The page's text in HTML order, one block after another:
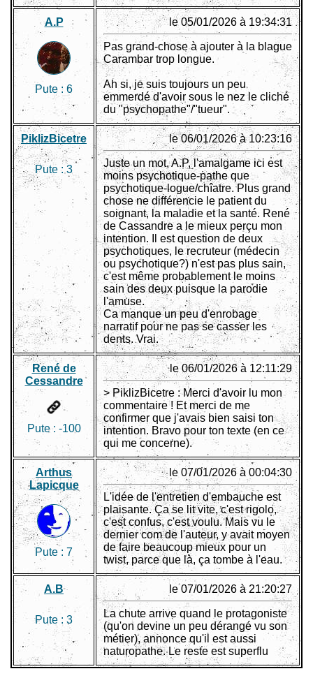
A.P
Pute : 6
le 05/01/2026 à 19:34:31
Pas grand-chose à ajouter à la blague
Carambar trop longue.
Ah si, je suis toujours un peu
emmerdé d'avoir sous le nez le cliché
du "psychopathe"/"tueur".
PiklizBicetre
Pute : 3
le 06/01/2026 à 10:23:16
Juste un mot, A.P, l'amalgame ici est
moins psychotique-pathe que
psychotique-logue/chîatre. Plus grand
chose ne différencie le patient du
soignant, la maladie et la santé. René
de Cassandre a le mieux perçu mon
intention. Il est question de deux
psychotiques, le recruteur (médecin
ou psychotique?) n'est pas plus sain,
c'est même probablement le moins
sain des deux puisque la parodie
l'amuse.
Ca manque un peu d'enrobage
narratif pour ne pas se casser les
dents. Vrai.
René de
Cessandre
Pute : -100
le 06/01/2026 à 12:11:29
> PiklizBicetre : Merci d'avoir lu mon
commentaire ! Et merci de me
confirmer que j'avais bien saisi ton
intention. Bravo pour ton texte (en ce
qui me concerne).
Arthus
Lapicque
Pute : 7
le 07/01/2026 à 00:04:30
L'idée de l'entretien d'embauche est
plaisante. Ça se lit vite, c'est rigolo,
c'est confus, c'est voulu. Mais vu le
dernier com de l'auteur, y avait moyen
de faire beaucoup mieux pour un
twist, parce que là, ça tombe à l'eau.
A.B
Pute : 3
le 07/01/2026 à 21:20:27
La chute arrive quand le protagoniste
(qu'on devine un peu dérangé vu son
métier), annonce qu'il est aussi
naturopathe. Le reste est superflu